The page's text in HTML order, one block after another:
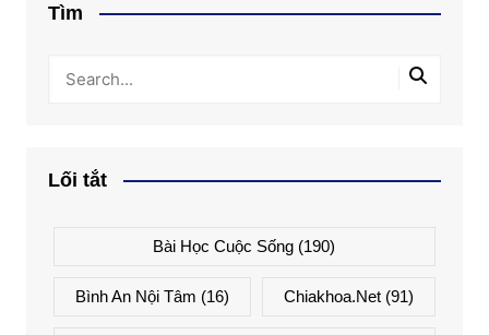
Tìm
Lối tắt
Bài Học Cuộc Sống (190)
Bình An Nội Tâm (16) Chiakhoa.net (91)